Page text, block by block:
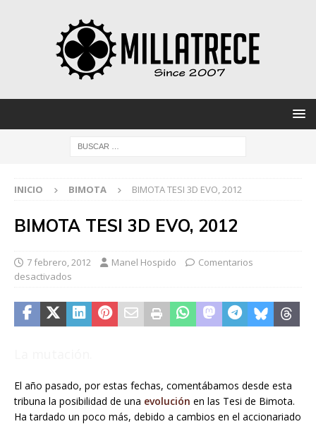
INICIO BIMOTA BIMOTA TESI 3D EVO, 2012
BIMOTA TESI 3D EVO, 2012
7 febrero, 2012 Manel Hospido
Comentarios
desactivados
El año pasado, por estas fechas, comentábamos desde esta
tribuna la posibilidad de una evolución en las Tesi de Bimota.
Ha tardado un poco más, debido a cambios en el accionariado